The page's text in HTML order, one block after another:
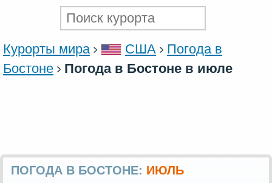
Курорты мира США
Погода в
Бостоне
Погода в Бостоне в июле
ПОГОДА В БОСТОНЕ: ИЮЛЬ